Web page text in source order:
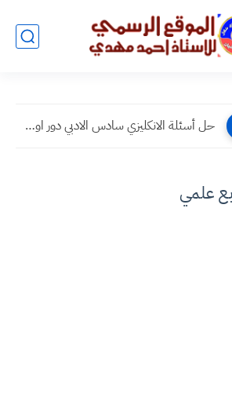
حل أسئلة الانكليزي سادس الادبي دور اول 2024
علمي